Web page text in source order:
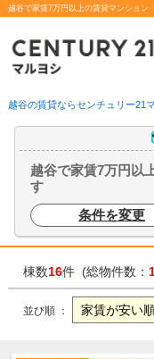
越谷の賃貸ならセンチュリー21
越谷で家賃7万円以
す
条件を変更
棟数16件 (総物件数：
並び順 ：